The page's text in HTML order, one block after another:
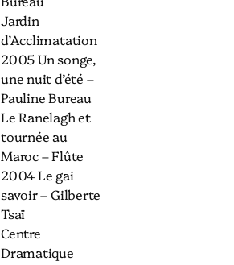
Jardin
d’Acclimatation
2005 Un songe,
une nuit d’été –
Pauline Bureau
Le Ranelagh et
tournée au
Maroc – Flûte
2004 Le gai
savoir – Gilberte
Tsaï
Centre
Dramatique